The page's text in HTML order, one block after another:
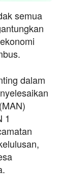
semua
dalam
1